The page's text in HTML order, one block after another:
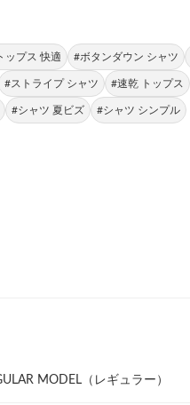
ップス 快適 #ボタンダウン シャツ
#ストライプ シャツ #速乾 トップス
#シャツ 夏ビズ #シャツ シンプル
MODEL（レギュラー）